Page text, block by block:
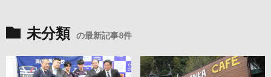
未分類 の最新記事8件